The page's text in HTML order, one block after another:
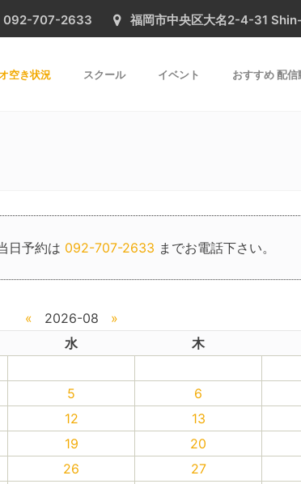
092-707-2633 福岡市中央区大名2-4-31
空き状況 スクール イベント おすすめ 配信
日予約は 092-707-2633 までお電話下さい。
« 2026-08
»
水 木
5 6
12 13
19 20
26 27